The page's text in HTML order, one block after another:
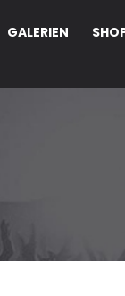
GALERIEN